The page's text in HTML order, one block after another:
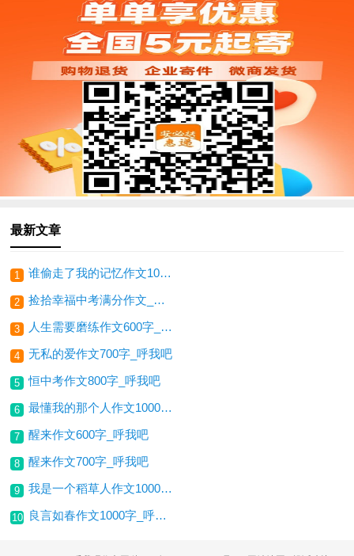
最新文章
1 谁偷走了我的记忆作文1000字_呼我吧
2 捡拾幸福中考满分作文_呼我吧
3 人生需要磨练作文600字_呼我吧
4 无私的爱作文700字_呼我吧
5 恒中考作文800字_呼我吧
6 最懂我的那个人作文1000字_呼我吧
7 醒来作文600字_呼我吧
8 醒来作文700字_呼我吧
9 我是一个稻草人作文1000字_呼我吧
10 良言如春作文1000字_呼我吧